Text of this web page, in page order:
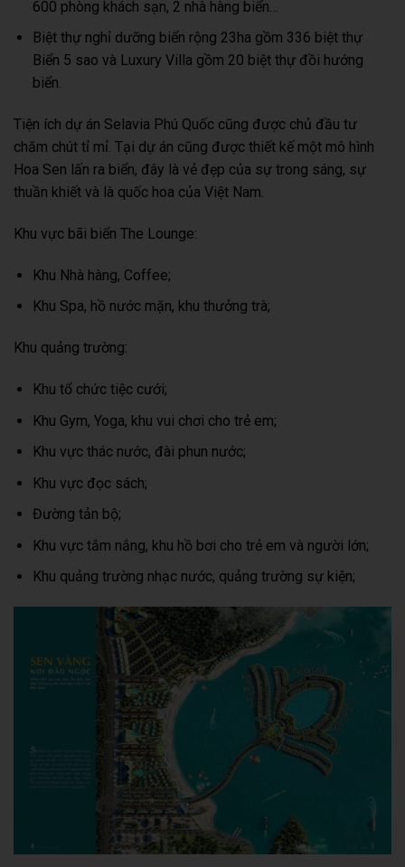
600 phòng khách sạn, 2 nhà hàng biển…
Biệt thự nghỉ dưỡng biển rộng 23ha gồm 336 biệt thự
Biển 5 sao và Luxury Villa gồm 20 biệt thự đồi hướng
biển.
Tiện ích dự án Selavia Phú Quốc cũng được chủ đầu tư
chăm chút tỉ mỉ. Tại dự án cũng được thiết kế một mô hình
Hoa Sen lấn ra biển, đây là vẻ đẹp của sự trong sáng, sự
thuần khiết và là quốc hoa của Việt Nam.
Khu vực bãi biển The Lounge:
Khu Nhà hàng, Coffee;
Khu Spa, hồ nước mặn, khu thưởng trà;
Khu quảng trường:
Khu tổ chức tiệc cưới;
Khu Gym, Yoga, khu vui chơi cho trẻ em;
Khu vực thác nước, đài phun nước;
Khu vực đọc sách;
Đường tản bộ;
Khu vực tắm nắng, khu hồ bơi cho trẻ em và người lớn;
Khu quảng trường nhạc nước, quảng trường sự kiện;